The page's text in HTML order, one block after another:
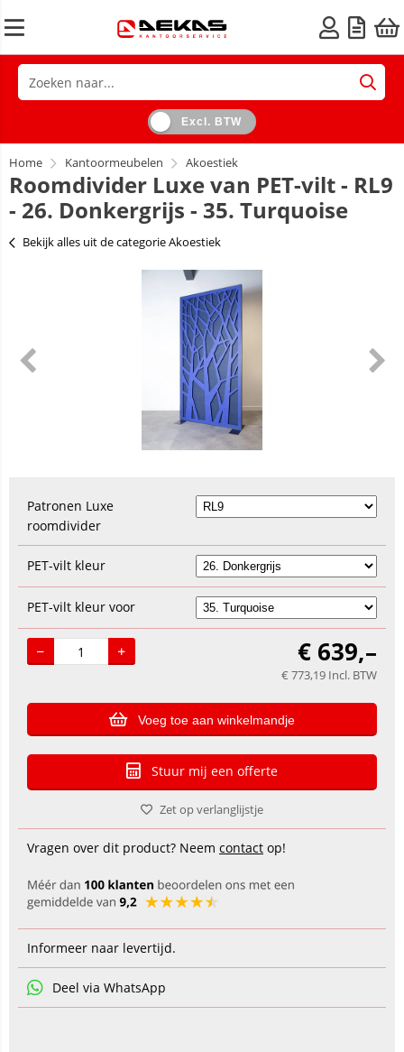
Excl. BTW
Home Kantoormeubelen Akoestiek
Roomdivider Luxe van PET-vilt - RL9
- 26. Donkergrijs - 35. Turquoise
Bekijk alles uit de categorie Akoestiek
Patronen Luxe
roomdivider
PET-vilt kleur
PET-vilt kleur voor
€ 639,–
€ 773,19 Incl. BTW
Voeg toe aan winkelmandje
Stuur mij een offerte
Zet op verlanglijstje
Vragen over dit product? Neem contact op!
Informeer naar levertijd.
Deel via WhatsApp